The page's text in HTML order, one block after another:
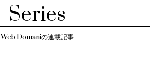
Series
Web Domaniの連載記事